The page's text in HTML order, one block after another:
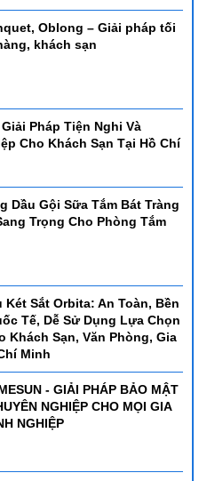
Oblong – Giải pháp tối
khách sạn
Pháp Tiện Nghi Và
Cho Khách Sạn Tại Hồ Chí
Dầu Gội Sữa Tắm Bát Tràng
Trọng Cho Phòng Tắm
Sắt Orbita: An Toàn, Bền
Tế, Dễ Sử Dụng Lựa Chọn
Khách Sạn, Văn Phòng, Gia
Minh
- GIẢI PHÁP BẢO MẬT
NGHIỆP CHO MỌI GIA
NGHIỆP